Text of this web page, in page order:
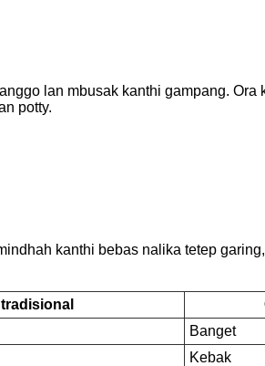
lan mbusak kanthi gampang. Ora
potty.
kanthi bebas nalika tetep
Banget
Kebak